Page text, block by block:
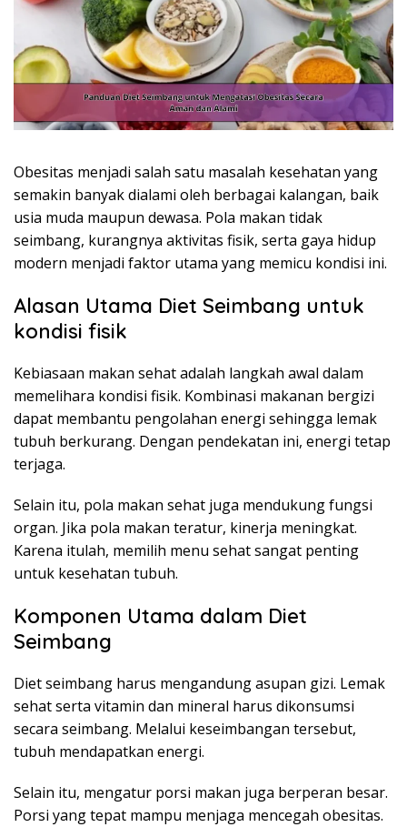
Obesitas menjadi salah satu masalah kesehatan yang
semakin banyak dialami oleh berbagai kalangan, baik
usia muda maupun dewasa. Pola makan tidak
seimbang, kurangnya aktivitas fisik, serta gaya hidup
modern menjadi faktor utama yang memicu kondisi ini.
Alasan Utama Diet Seimbang untuk
kondisi fisik
Kebiasaan makan sehat adalah langkah awal dalam
memelihara kondisi fisik. Kombinasi makanan bergizi
dapat membantu pengolahan energi sehingga lemak
tubuh berkurang. Dengan pendekatan ini, energi tetap
terjaga.
Selain itu, pola makan sehat juga mendukung fungsi
organ. Jika pola makan teratur, kinerja meningkat.
Karena itulah, memilih menu sehat sangat penting
untuk kesehatan tubuh.
Komponen Utama dalam Diet
Seimbang
Diet seimbang harus mengandung asupan gizi. Lemak
sehat serta vitamin dan mineral harus dikonsumsi
secara seimbang. Melalui keseimbangan tersebut,
tubuh mendapatkan energi.
Selain itu, mengatur porsi makan juga berperan besar.
Porsi yang tepat mampu menjaga mencegah obesitas.